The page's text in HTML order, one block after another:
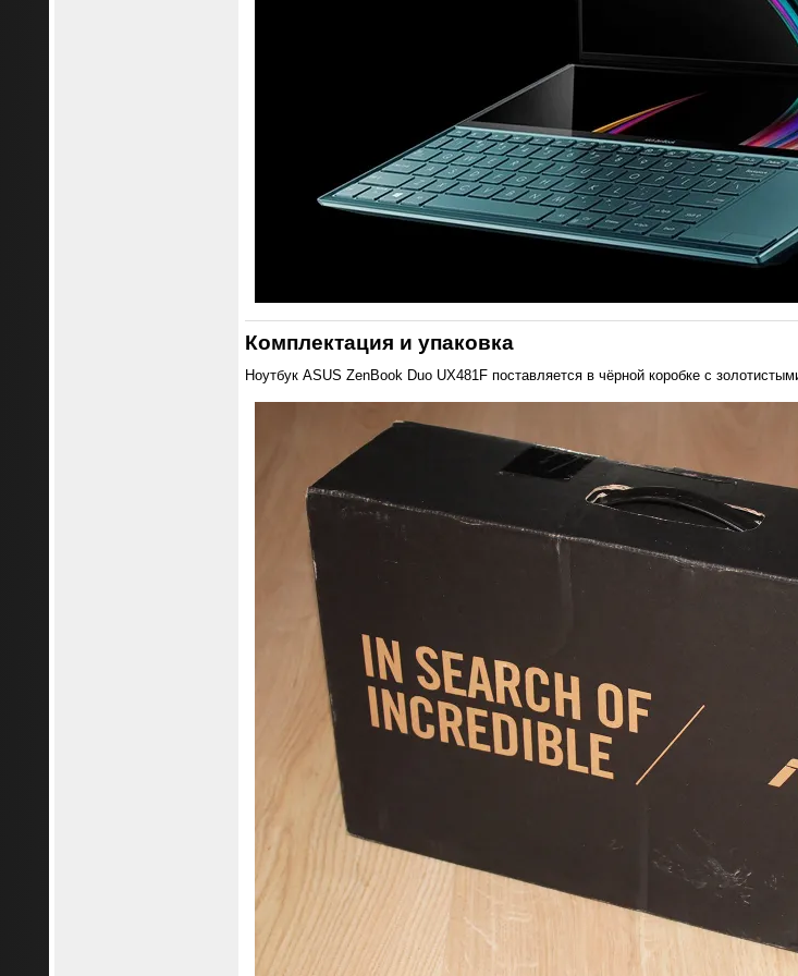
Комплектация и упаковка
Ноутбук ASUS ZenBook Duo UX481F поставляется в чёрной коробке с